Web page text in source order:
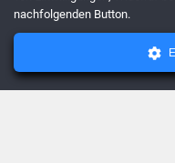
AGBsDatenschutz
nachfolgenden Button.